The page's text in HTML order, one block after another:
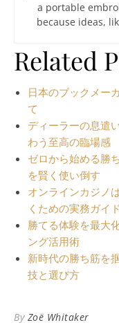
a portable
because ideas,
Related
日本のブックメー
て
ディーラーの息遣
わう至高の臨場感
ゼロから始める勝
を賢く使い倒す
オンラインカジノ
くための実務ガイド
勝てる体験を最大
ング活用術
新時代の勝ち筋を
技と選び方
By Zoë Whitaker